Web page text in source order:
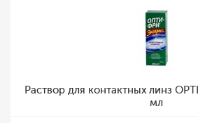
Раствор для контактных линз
мл